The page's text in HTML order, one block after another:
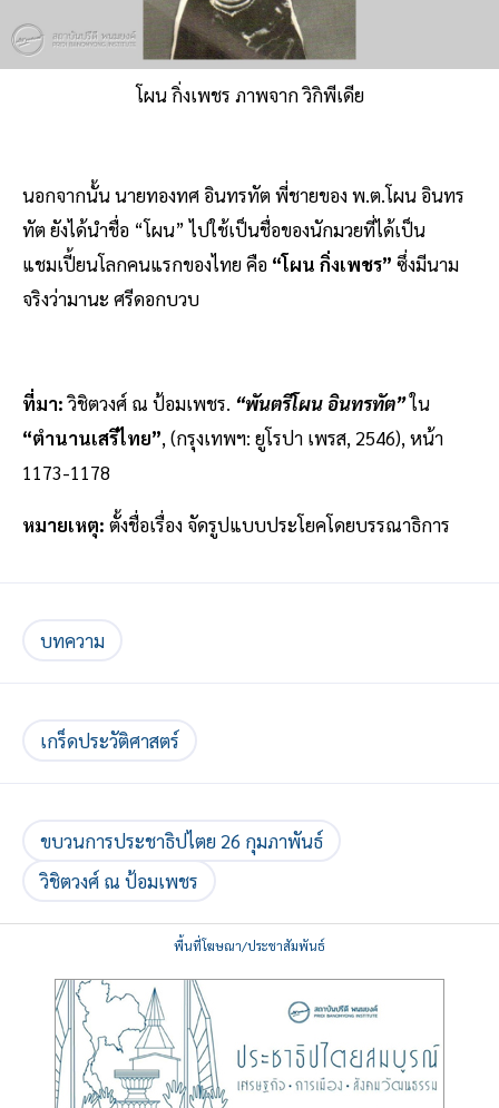
โผน กิ่งเพชร ภาพจาก วิกิพีเดีย
นอกจากนั้น นายทองทศ อินทรทัต พี่ชายของ พ.ต.โผน อินทร
ทัต ยังได้นำชื่อ “โผน” ไปใช้เป็นชื่อของนักมวยที่ได้เป็น
แชมเปี้ยนโลกคนแรกของไทย คือ “โผน กิ่งเพชร” ซึ่งมีนาม
จริงว่ามานะ ศรีดอกบวบ
ที่มา:วิชิตวงศ์ ณ ป้อมเพชร. “พันตรีโผน อินทรทัต”ใน
“ตำนานเสรีไทย”, (กรุงเทพฯ: ยูโรปา เพรส, 2546), หน้า
1173-1178
หมายเหตุ: ตั้งชื่อเรื่อง จัดรูปแบบประโยคโดยบรรณาธิการ
บทความ
เกร็ดประวัติศาสตร์
ขบวนการประชาธิปไตย 26 กุมภาพันธ์
วิชิตวงศ์ ณ ป้อมเพชร
พื้นที่โฆษณา/ประชาสัมพันธ์